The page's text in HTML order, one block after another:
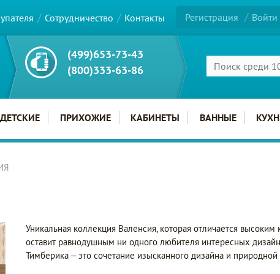
Сотрудничество Контакты Регистрация Войти
(499)653-73-43
(800)333-63-86
ДЕТСКИЕ ПРИХОЖИЕ КАБИНЕТЫ ВАННЫЕ
Уникальная коллекция Валенсия, которая отличается
оставит равнодушным ни одного любителя интересных
Тимберика – это сочетание изысканного дизайна и